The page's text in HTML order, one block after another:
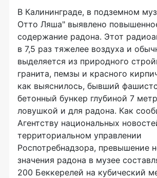
В Калининграде, в подземном
Отто Ляша" выявлено
содержание радона. Этот
в 7,5 раз тяжелее воздуха и
выделяется из природного
гранита, пемзы и красного
как выяснилось, бывший
бетонный бункер глубиной 7
ловушкой и для радона. Как
Агентству национальных
территориальном управлении
Роспотребнадзора, превышение
значения радона в музее
200 Беккерелей на кубический